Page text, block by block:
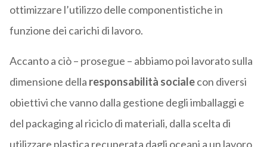
ottimizzare l’utilizzo delle componentistiche in
funzione dei carichi di lavoro.
Accanto a ciò – prosegue – abbiamo poi lavorato sulla
dimensione della responsabilità socialecon diversi
obiettivi che vanno dalla gestione degli imballaggi e
del packaging al riciclo di materiali, dalla scelta di
utilizzare plastica recuperata dagli oceani a un lavoro